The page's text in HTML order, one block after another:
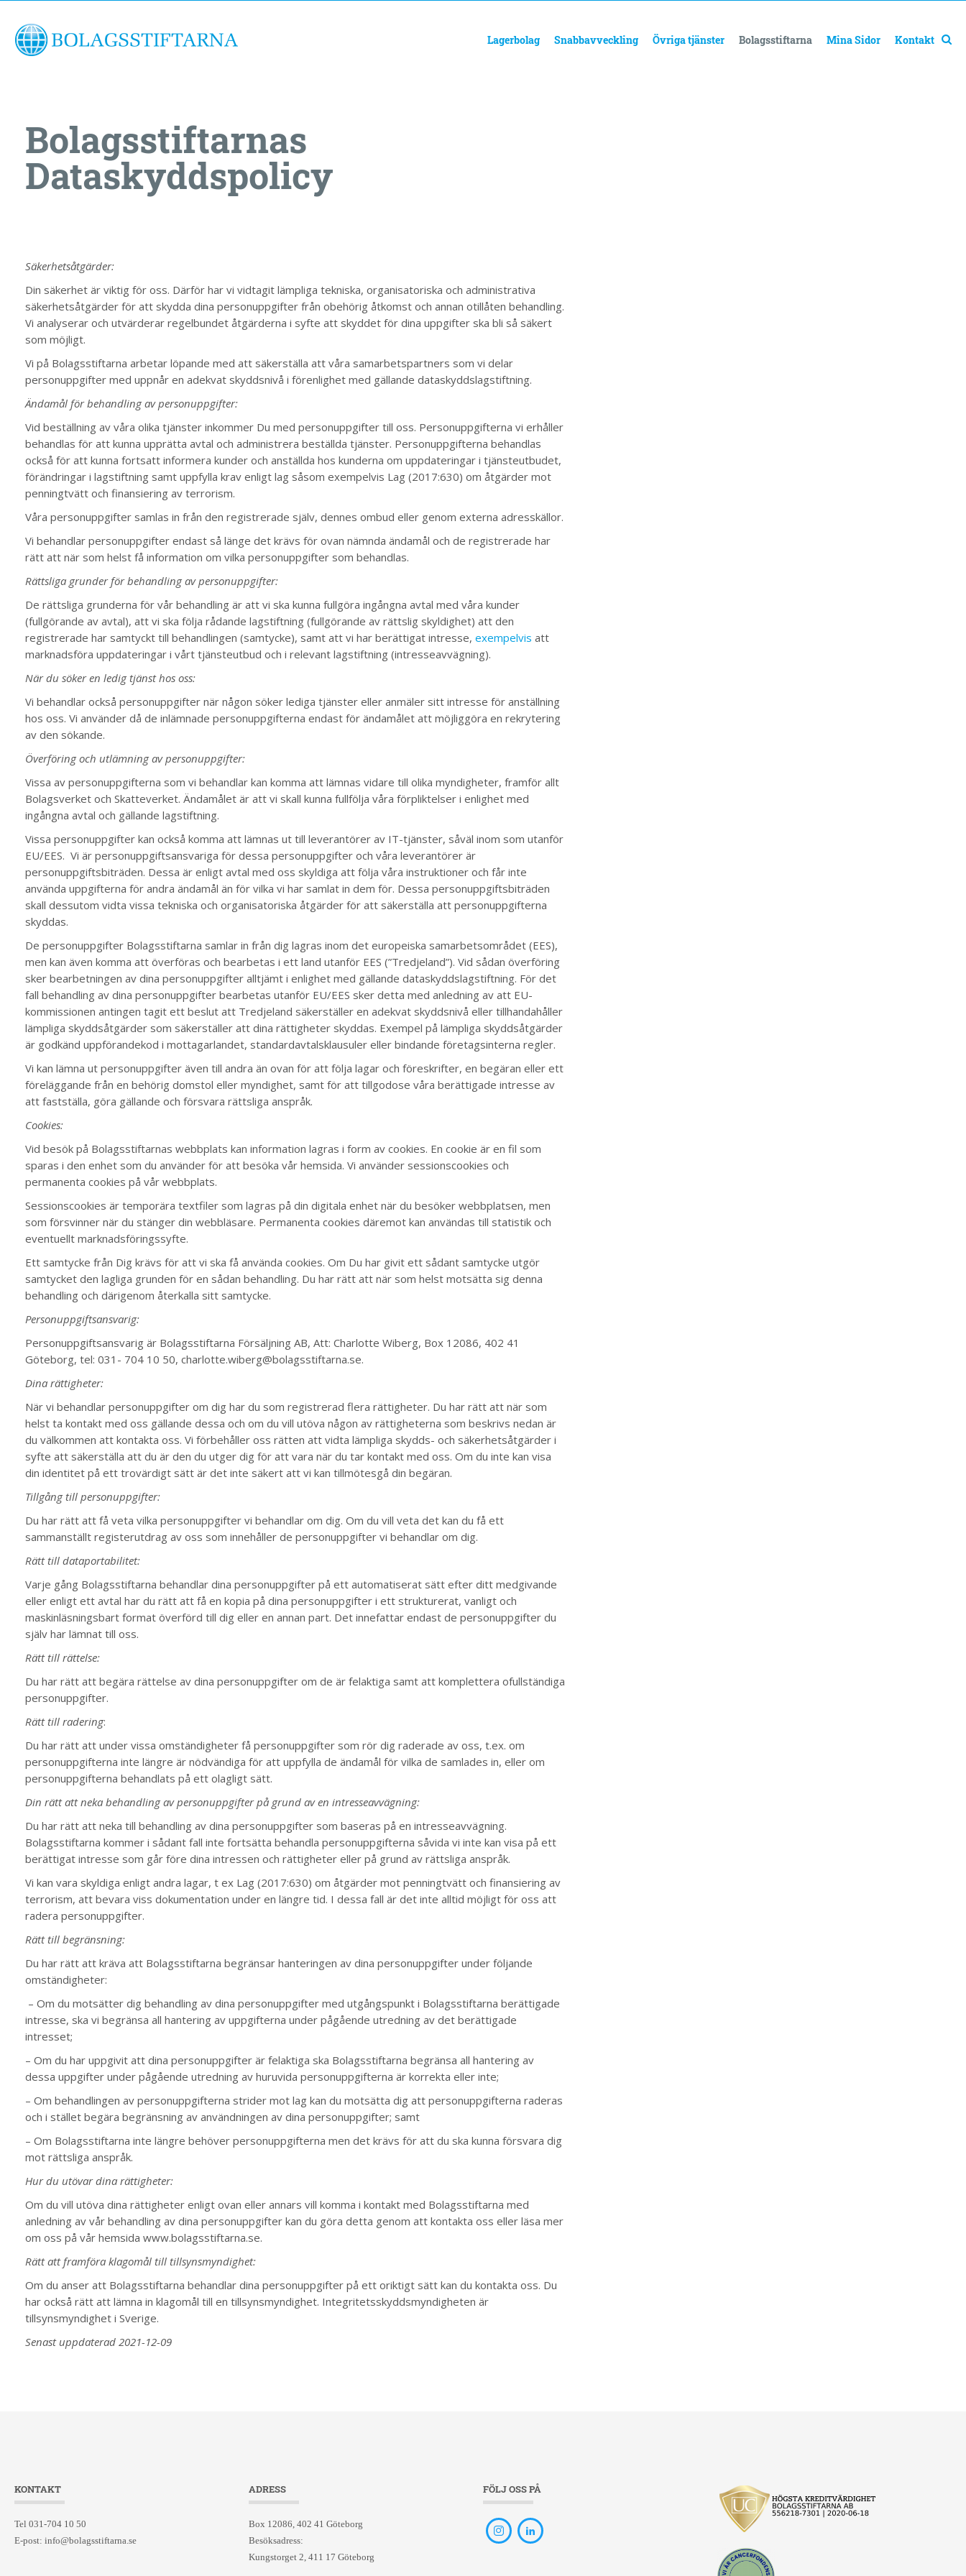
Lagerbolag Snabbavveckling Övriga tjänster Bolagsstiftarna Mina Sidor Kontakt
Bolagsstiftarnas
Dataskyddspolicy
Säkerhetsåtgärder:
Din säkerhet är viktig för oss. Därför har vi vidtagit lämpliga tekniska, organisatoriska och administrativa
säkerhetsåtgärder för att skydda dina personuppgifter från obehörig åtkomst och annan otillåten behandling.
Vi analyserar och utvärderar regelbundet åtgärderna i syfte att skyddet för dina uppgifter ska bli så säkert
som möjligt.
Vi på Bolagsstiftarna arbetar löpande med att säkerställa att våra samarbetspartners som vi delar
personuppgifter med uppnår en adekvat skyddsnivå i förenlighet med gällande dataskyddslagstiftning.
Ändamål för behandling av personuppgifter:
Vid beställning av våra olika tjänster inkommer Du med personuppgifter till oss. Personuppgifterna vi erhåller
behandlas för att kunna upprätta avtal och administrera beställda tjänster. Personuppgifterna behandlas
också för att kunna fortsatt informera kunder och anställda hos kunderna om uppdateringar i tjänsteutbudet,
förändringar i lagstiftning samt uppfylla krav enligt lag såsom exempelvis Lag (2017:630) om åtgärder mot
penningtvätt och finansiering av terrorism.
Våra personuppgifter samlas in från den registrerade själv, dennes ombud eller genom externa adresskällor.
Vi behandlar personuppgifter endast så länge det krävs för ovan nämnda ändamål och de registrerade har
rätt att när som helst få information om vilka personuppgifter som behandlas.
Rättsliga grunder för behandling av personuppgifter:
De rättsliga grunderna för vår behandling är att vi ska kunna fullgöra ingångna avtal med våra kunder
(fullgörande av avtal), att vi ska följa rådande lagstiftning (fullgörande av rättslig skyldighet) att den
registrerade har samtyckt till behandlingen (samtycke), samt att vi har berättigat intresse, exempelvis att
marknadsföra uppdateringar i vårt tjänsteutbud och i relevant lagstiftning (intresseavvägning).
När du söker en ledig tjänst hos oss:
Vi behandlar också personuppgifter när någon söker lediga tjänster eller anmäler sitt intresse för anställning
hos oss. Vi använder då de inlämnade personuppgifterna endast för ändamålet att möjliggöra en rekrytering
av den sökande.
Överföring och utlämning av personuppgifter:
Vissa av personuppgifterna som vi behandlar kan komma att lämnas vidare till olika myndigheter, framför allt
Bolagsverket och Skatteverket. Ändamålet är att vi skall kunna fullfölja våra förpliktelser i enlighet med
ingångna avtal och gällande lagstiftning.
Vissa personuppgifter kan också komma att lämnas ut till leverantörer av IT-tjänster, såväl inom som utanför
EU/EES. Vi är personuppgiftsansvariga för dessa personuppgifter och våra leverantörer är
personuppgiftsbiträden. Dessa är enligt avtal med oss skyldiga att följa våra instruktioner och får inte
använda uppgifterna för andra ändamål än för vilka vi har samlat in dem för. Dessa personuppgiftsbiträden
skall dessutom vidta vissa tekniska och organisatoriska åtgärder för att säkerställa att personuppgifterna
skyddas.
De personuppgifter Bolagsstiftarna samlar in från dig lagras inom det europeiska samarbetsområdet (EES),
men kan även komma att överföras och bearbetas i ett land utanför EES (”Tredjeland”). Vid sådan överföring
sker bearbetningen av dina personuppgifter alltjämt i enlighet med gällande dataskyddslagstiftning. För det
fall behandling av dina personuppgifter bearbetas utanför EU/EES sker detta med anledning av att EU-
kommissionen antingen tagit ett beslut att Tredjeland säkerställer en adekvat skyddsnivå eller tillhandahåller
lämpliga skyddsåtgärder som säkerställer att dina rättigheter skyddas. Exempel på lämpliga skyddsåtgärder
är godkänd uppförandekod i mottagarlandet, standardavtalsklausuler eller bindande företagsinterna regler.
Vi kan lämna ut personuppgifter även till andra än ovan för att följa lagar och föreskrifter, en begäran eller ett
föreläggande från en behörig domstol eller myndighet, samt för att tillgodose våra berättigade intresse av
att fastställa, göra gällande och försvara rättsliga anspråk.
Cookies:
Vid besök på Bolagsstiftarnas webbplats kan information lagras i form av cookies. En cookie är en fil som
sparas i den enhet som du använder för att besöka vår hemsida. Vi använder sessionscookies och
permanenta cookies på vår webbplats.
Sessionscookies är temporära textfiler som lagras på din digitala enhet när du besöker webbplatsen, men
som försvinner när du stänger din webbläsare. Permanenta cookies däremot kan användas till statistik och
eventuellt marknadsföringssyfte.
Ett samtycke från Dig krävs för att vi ska få använda cookies. Om Du har givit ett sådant samtycke utgör
samtycket den lagliga grunden för en sådan behandling. Du har rätt att när som helst motsätta sig denna
behandling och därigenom återkalla sitt samtycke.
Personuppgiftsansvarig:
Personuppgiftsansvarig är Bolagsstiftarna Försäljning AB, Att: Charlotte Wiberg, Box 12086, 402 41
Göteborg, tel: 031- 704 10 50, charlotte.wiberg@bolagsstiftarna.se.
Dina rättigheter:
När vi behandlar personuppgifter om dig har du som registrerad flera rättigheter. Du har rätt att när som
helst ta kontakt med oss gällande dessa och om du vill utöva någon av rättigheterna som beskrivs nedan är
du välkommen att kontakta oss. Vi förbehåller oss rätten att vidta lämpliga skydds- och säkerhetsåtgärder i
syfte att säkerställa att du är den du utger dig för att vara när du tar kontakt med oss. Om du inte kan visa
din identitet på ett trovärdigt sätt är det inte säkert att vi kan tillmötesgå din begäran.
Tillgång till personuppgifter:
Du har rätt att få veta vilka personuppgifter vi behandlar om dig. Om du vill veta det kan du få ett
sammanställt registerutdrag av oss som innehåller de personuppgifter vi behandlar om dig.
Rätt till dataportabilitet:
Varje gång Bolagsstiftarna behandlar dina personuppgifter på ett automatiserat sätt efter ditt medgivande
eller enligt ett avtal har du rätt att få en kopia på dina personuppgifter i ett strukturerat, vanligt och
maskinläsningsbart format överförd till dig eller en annan part. Det innefattar endast de personuppgifter du
själv har lämnat till oss.
Rätt till rättelse:
Du har rätt att begära rättelse av dina personuppgifter om de är felaktiga samt att komplettera ofullständiga
personuppgifter.
Rätt till radering:
Du har rätt att under vissa omständigheter få personuppgifter som rör dig raderade av oss, t.ex. om
personuppgifterna inte längre är nödvändiga för att uppfylla de ändamål för vilka de samlades in, eller om
personuppgifterna behandlats på ett olagligt sätt.
Din rätt att neka behandling av personuppgifter på grund av en intresseavvägning:
Du har rätt att neka till behandling av dina personuppgifter som baseras på en intresseavvägning.
Bolagsstiftarna kommer i sådant fall inte fortsätta behandla personuppgifterna såvida vi inte kan visa på ett
berättigat intresse som går före dina intressen och rättigheter eller på grund av rättsliga anspråk.
Vi kan vara skyldiga enligt andra lagar, t ex Lag (2017:630) om åtgärder mot penningtvätt och finansiering av
terrorism, att bevara viss dokumentation under en längre tid. I dessa fall är det inte alltid möjligt för oss att
radera personuppgifter.
Rätt till begränsning:
Du har rätt att kräva att Bolagsstiftarna begränsar hanteringen av dina personuppgifter under följande
omständigheter:
– Om du motsätter dig behandling av dina personuppgifter med utgångspunkt i Bolagsstiftarna berättigade
intresse, ska vi begränsa all hantering av uppgifterna under pågående utredning av det berättigade
intresset;
– Om du har uppgivit att dina personuppgifter är felaktiga ska Bolagsstiftarna begränsa all hantering av
dessa uppgifter under pågående utredning av huruvida personuppgifterna är korrekta eller inte;
– Om behandlingen av personuppgifterna strider mot lag kan du motsätta dig att personuppgifterna raderas
och i stället begära begränsning av användningen av dina personuppgifter; samt
– Om Bolagsstiftarna inte längre behöver personuppgifterna men det krävs för att du ska kunna försvara dig
mot rättsliga anspråk.
Hur du utövar dina rättigheter:
Om du vill utöva dina rättigheter enligt ovan eller annars vill komma i kontakt med Bolagsstiftarna med
anledning av vår behandling av dina personuppgifter kan du göra detta genom att kontakta oss eller läsa mer
om oss på vår hemsida www.bolagsstiftarna.se.
Rätt att framföra klagomål till tillsynsmyndighet:
Om du anser att Bolagsstiftarna behandlar dina personuppgifter på ett oriktigt sätt kan du kontakta oss. Du
har också rätt att lämna in klagomål till en tillsynsmyndighet. Integritetsskyddsmyndigheten är
tillsynsmyndighet i Sverige.
Senast uppdaterad 2021-12-09
KONTAKT
Tel 031-704 10 50
E-post: info@bolagsstiftarna.se
ADRESS
Box 12086, 402 41 Göteborg
Besöksadress:
Kungstorget 2, 411 17 Göteborg
FÖLJ OSS PÅ